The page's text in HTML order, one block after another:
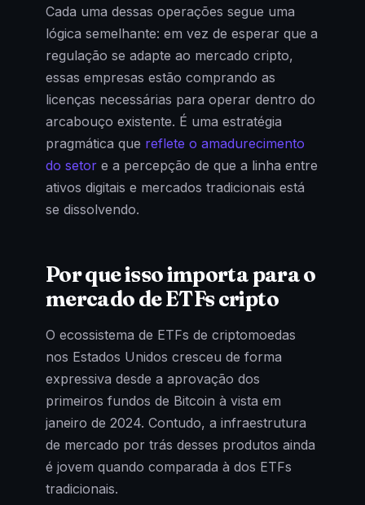
Cada uma dessas operações segue uma
lógica semelhante: em vez de esperar que a
regulação se adapte ao mercado cripto,
essas empresas estão comprando as
licenças necessárias para operar dentro do
arcabouço existente. É uma estratégia
pragmática que reflete o amadurecimento
do setor e a percepção de que a linha entre
ativos digitais e mercados tradicionais está
se dissolvendo.
Por que isso importa para o
mercado de ETFs cripto
O ecossistema de ETFs de criptomoedas
nos Estados Unidos cresceu de forma
expressiva desde a aprovação dos
primeiros fundos de Bitcoin à vista em
janeiro de 2024. Contudo, a infraestrutura
de mercado por trás desses produtos ainda
é jovem quando comparada à dos ETFs
tradicionais.